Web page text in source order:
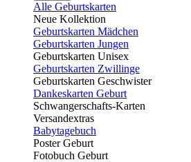
Alle Geburtskarten
Neue Kollektion
Geburtskarten Mädchen
Geburtskarten Jungen
Geburtskarten Unisex
Geburtskarten Zwillinge
Geburtskarten Geschwister
Dankeskarten Geburt
Schwangerschafts-Karten
Versandextras
Babytagebuch
Poster Geburt
Fotobuch Geburt